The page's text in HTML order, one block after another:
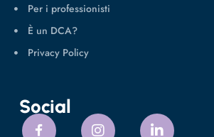
Per i professionisti
È un DCA?
Privacy Policy
Social